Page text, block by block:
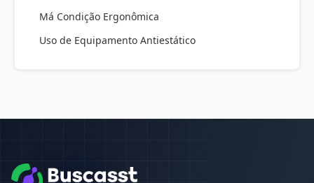
Má Condição Ergonômica
Uso de Equipamento Antiestático